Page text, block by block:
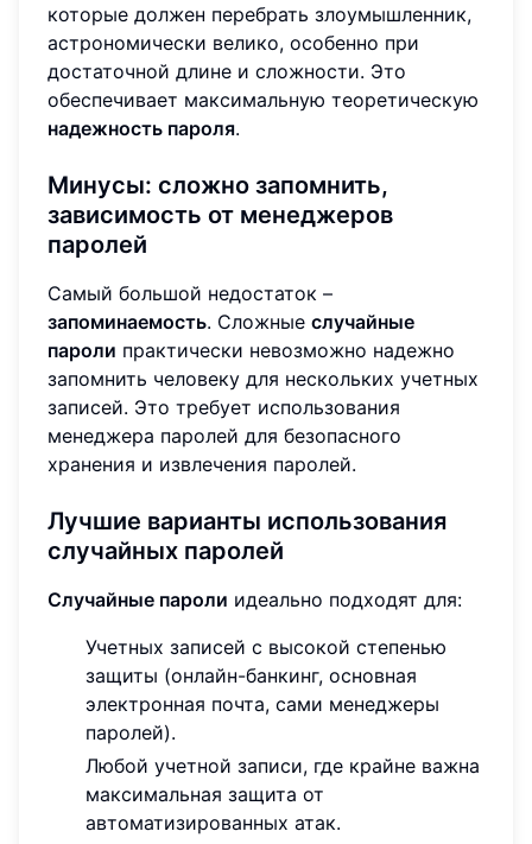
которые должен перебрать злоумышленник,
астрономически велико, особенно при
достаточной длине и сложности. Это
обеспечивает максимальную теоретическую
надежность пароля.
Минусы: сложно запомнить,
зависимость от менеджеров
паролей
Самый большой недостаток –
запоминаемость. Сложные случайные
пароли практически невозможно надежно
запомнить человеку для нескольких учетных
записей. Это требует использования
менеджера паролей для безопасного
хранения и извлечения паролей.
Лучшие варианты использования
случайных паролей
Случайные пароли идеально подходят для:
Учетных записей с высокой степенью
защиты (онлайн-банкинг, основная
электронная почта, сами менеджеры
паролей).
Любой учетной записи, где крайне важна
максимальная защита от
автоматизированных атак.